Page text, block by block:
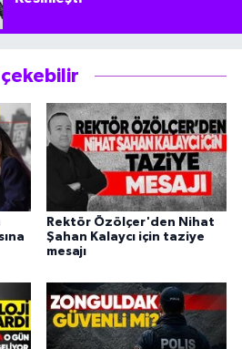
çekebilir
Rektör Özölçer'den Nihat
Şahan Kalaycı için taziye
mesajı